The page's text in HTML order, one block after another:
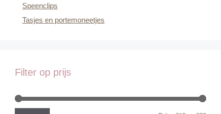
Speenclips
Tasjes en portemoneetjes
Filter op prijs